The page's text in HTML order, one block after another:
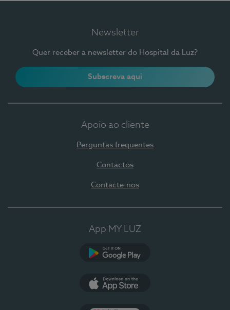
Newsletter
Quer receber a newsletter do Hospital da Luz?
Subscreva aqui
Apoio ao cliente
Perguntas frequentes
Contactos
Contacte-nos
App MY LUZ